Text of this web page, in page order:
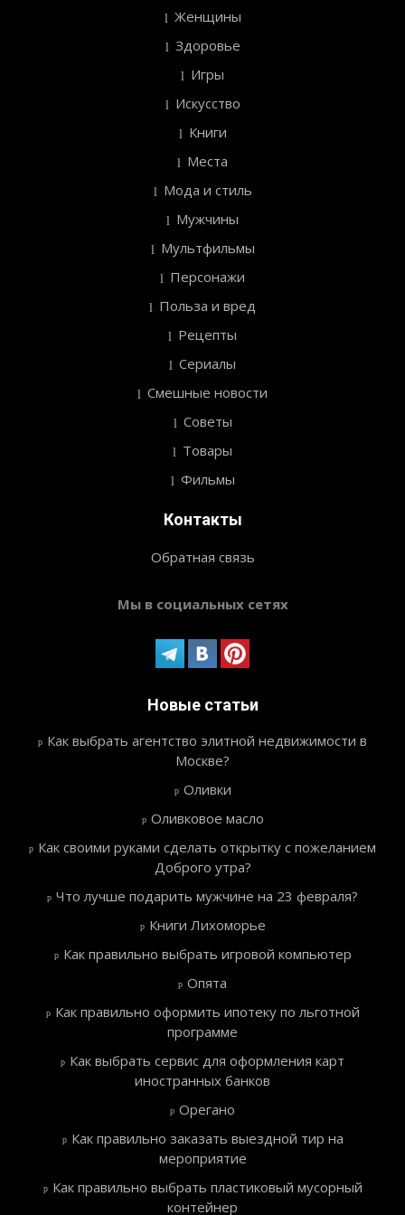
Женщины
Здоровье
Игры
Искусство
Книги
Места
Мода и стиль
Мужчины
Мультфильмы
Персонажи
Польза и вред
Рецепты
Сериалы
Смешные новости
Советы
Товары
Фильмы
Контакты
Обратная связь
Мы в социальных сетях
Новые статьи
Как выбрать агентство элитной недвижимости в
Москве?
Оливки
Оливковое масло
Как своими руками сделать открытку с пожеланием
Доброго утра?
Что лучше подарить мужчине на 23 февраля?
Книги Лихоморье
Как правильно выбрать игровой компьютер
Опята
Как правильно оформить ипотеку по льготной
программе
Как выбрать сервис для оформления карт
иностранных банков
Орегано
Как правильно заказать выездной тир на
мероприятие
Как правильно выбрать пластиковый мусорный
контейнер